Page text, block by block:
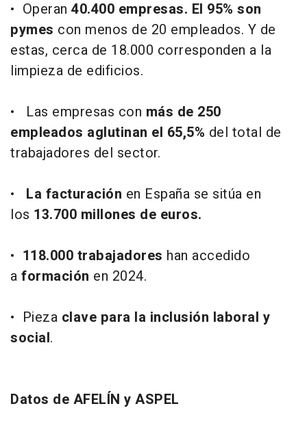
• Operan 40.400 empresas. El 95% son
pymes con menos de 20 empleados. Y de
estas, cerca de 18.000 corresponden a la
limpieza de edificios.
• Las empresas con más de 250
empleados aglutinan el 65,5% del total de
trabajadores del sector.
• La facturación en España se sitúa en
los 13.700 millones de euros.
• 118.000 trabajadores han accedido
a formación en 2024.
• Pieza clave para la inclusión laboral y
social.
Datos de AFELÍN y ASPEL